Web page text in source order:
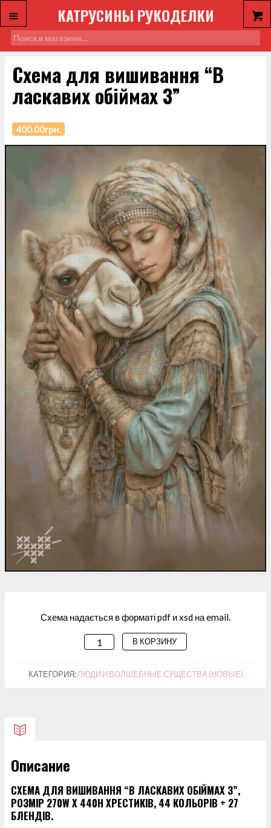
КАТРУСИНЫ РУКОДЕЛКИ
Схема для вишивання “В
ласкавих обіймах 3”
400.00грн.
Схема надається в форматі pdf и xsd на email.
КОЛИЧЕСТВО
СХЕМА
ДЛЯ
В КОРЗИНУ
КАТЕГОРИЯ:ЛЮДИ И ВОЛШЕБНЫЕ СУЩЕСТВА (НОВЫЕ)
Описание
СХЕМА ДЛЯ ВИШИВАННЯ “В ЛАСКАВИХ ОБІЙМАХ 3”,
РОЗМІР 270W X 440H ХРЕСТИКІВ, 44 КОЛЬОРІВ + 27
БЛЕНДІВ.